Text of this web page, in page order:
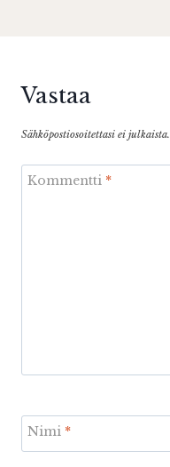
Vastaa
Sähköpostiosoitettasi ei julkaista.
Kommentti *
Nimi *